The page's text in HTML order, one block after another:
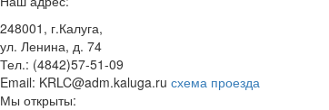
248001, г.Калуга,
ул. Ленина, д. 74
Тел.: (4842)57-51-09
Email: KRLC@adm.kaluga.ru схема проезда
Мы открыты: